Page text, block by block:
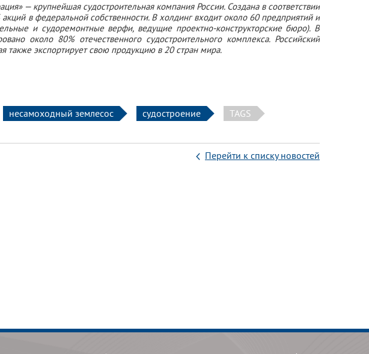
— крупнейшая судостроительная компания России. Создана в соответствии
в федеральной собственности. В холдинг входит около 60 предприятий и
и судоремонтные верфи, ведущие проектно-конструкторские бюро). В
около 80% отечественного судостроительного комплекса. Российский
также экспортирует свою продукцию в 20 стран мира.
несамоходный землесос судостроение TAGS
Перейти к списку новостей